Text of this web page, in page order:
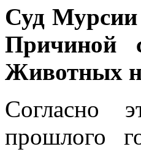
Суд Мурсии
Причиной
Животных
Согласно
прошлого